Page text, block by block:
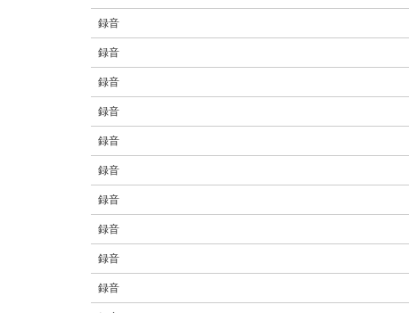
録音
録音
録音
録音
録音
録音
録音
録音
録音
録音